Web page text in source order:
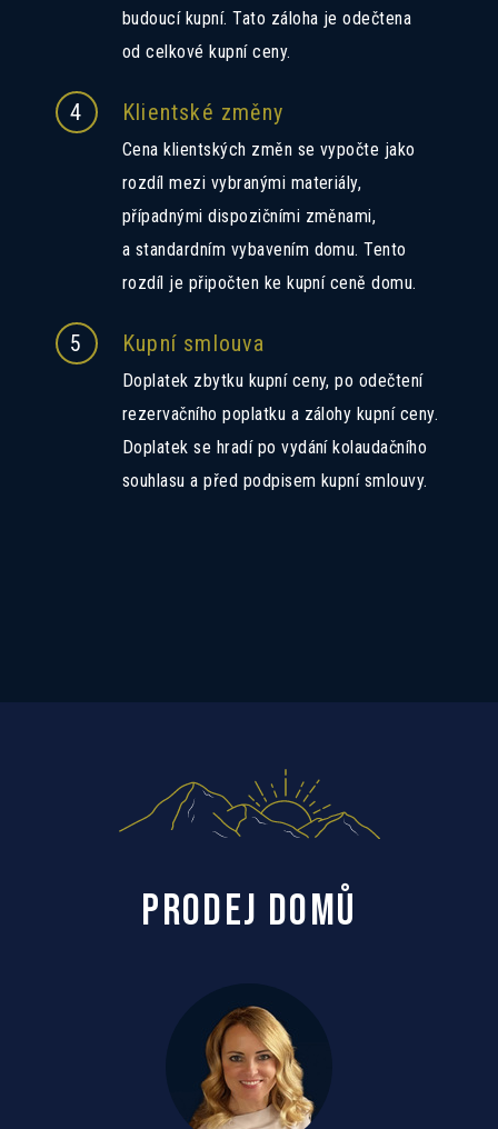
budoucí kupní. Tato záloha je odečtena
od celkové kupní ceny.
4 Klientské změny
Cena klientských změn se vypočte jako
rozdíl mezi vybranými materiály,
případnými dispozičními změnami,
a standardním vybavením domu. Tento
rozdíl je připočten ke kupní ceně domu.
5 Kupní smlouva
Doplatek zbytku kupní ceny, po odečtení
rezervačního poplatku a zálohy kupní ceny.
Doplatek se hradí po vydání kolaudačního
souhlasu a před podpisem kupní smlouvy.
PRODEJ DOMŮ